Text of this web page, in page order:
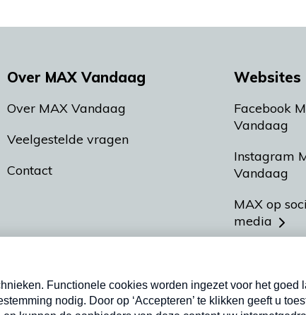
Over MAX Vandaag
Over MAX Vandaag
Veelgestelde vragen
Contact
Websites
Facebook
Vandaag
Instagram
Vandaag
MAX op
media
Meldpunt